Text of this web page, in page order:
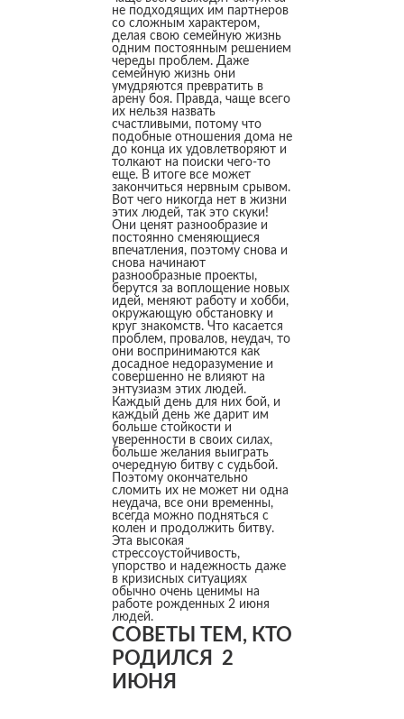
не подходящих им партнеров
со сложным характером,
делая свою семейную жизнь
одним постоянным решением
череды проблем. Даже
семейную жизнь они
умудряются превратить в
арену боя. Правда, чаще всего
их нельзя назвать
счастливыми, потому что
подобные отношения дома не
до конца их удовлетворяют и
толкают на поиски чего-то
еще. В итоге все может
закончиться нервным срывом.
Вот чего никогда нет в жизни
этих людей, так это скуки!
Они ценят разнообразие и
постоянно сменяющиеся
впечатления, поэтому снова и
снова начинают
разнообразные проекты,
берутся за воплощение новых
идей, меняют работу и хобби,
окружающую обстановку и
круг знакомств. Что касается
проблем, провалов, неудач, то
они воспринимаются как
досадное недоразумение и
совершенно не влияют на
энтузиазм этих людей.
Каждый день для них бой, и
каждый день же дарит им
больше стойкости и
уверенности в своих силах,
больше желания выиграть
очередную битву с судьбой.
Поэтому окончательно
сломить их не может ни одна
неудача, все они временны,
всегда можно подняться с
колен и продолжить битву.
Эта высокая
стрессоустойчивость,
упорство и надежность даже
в кризисных ситуациях
обычно очень ценимы на
работе рожденных 2 июня
людей.
СОВЕТЫ ТЕМ, КТО
РОДИЛСЯ 2
ИЮНЯ